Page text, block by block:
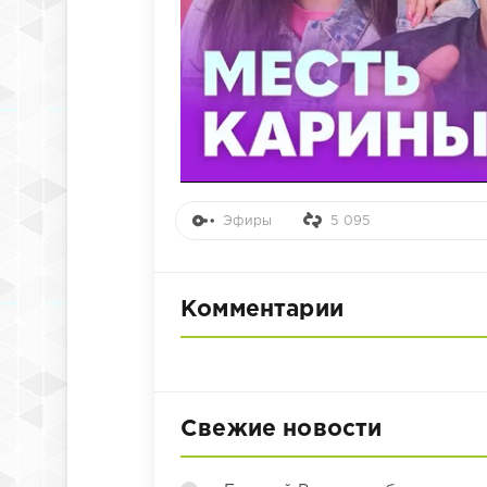
Эфиры 5 095
Комментарии
Свежие новости